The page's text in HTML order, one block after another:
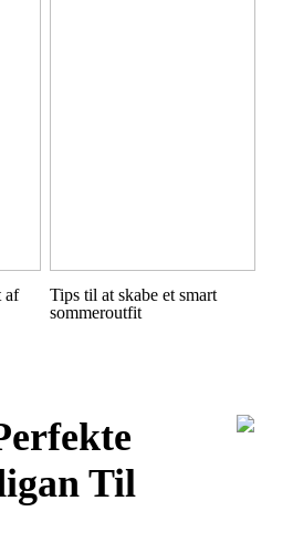
af
Tips til at skabe et smart
sommeroutfit
Til